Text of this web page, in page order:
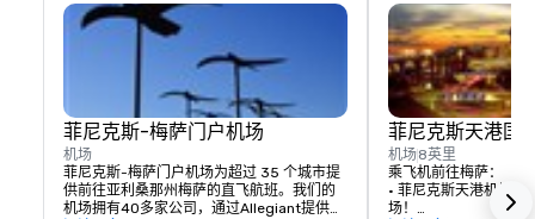
菲尼克斯-梅萨门户机场
机场
菲尼克斯-梅萨门户机场为超过 35 个城市提
供前往亚利桑那州梅萨的直飞航班。我们的
机场拥有40多家公司，通过Allegiant提供不
菲尼克斯天港国
机场8英里
乘飞机前往梅萨：
• 菲尼克斯天港机场被
场！